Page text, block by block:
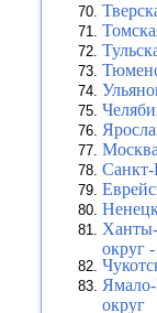
Санкт-
округ
округ